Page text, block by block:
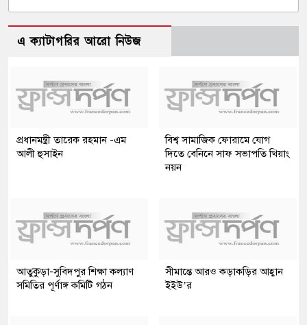
এ ক্যাটাগরির আরো নিউজ
প্রধানমন্ত্রী তারেক রহমান -এম
আলী হুসাইন
বিশ্ব সামাজিক ফোরামে যোগ
দিতে বেনিনে সাফ সভাপতি খিয়াং
নয়ন
আতুকুড়া-সুবিদপুর শিক্ষা কল্যাণ
সমিতির পূর্ণাঙ্গ কমিটি গঠন
সীমান্তে আরও কড়াকড়ির আহ্বান
ইইউ’র